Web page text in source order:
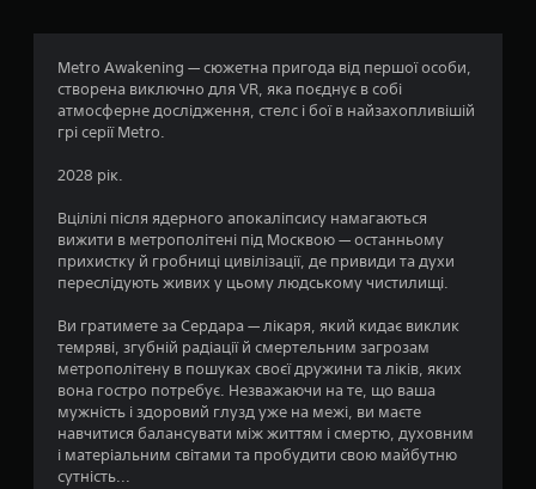
:
4
.
з
п
’
я
т
и
Metro Awakening — сюжетна пригода від першої особи,
створена виключно для VR, яка поєднує в собі
атмосферне дослідження, стелс і бої в найзахопливішій
грі серії Metro.
2028 рік.
Вцілілі після ядерного апокаліпсису намагаються
вижити в метрополітені під Москвою — останньому
прихистку й гробниці цивілізації, де привиди та духи
переслідують живих у цьому людському чистилищі.
Ви гратимете за Сердара — лікаря, який кидає виклик
темряві, згубній радіації й смертельним загрозам
метрополітену в пошуках своєї дружини та ліків, яких
вона гостро потребує. Незважаючи на те, що ваша
мужність і здоровий глузд уже на межі, ви маєте
навчитися балансувати між життям і смертю, духовним
і матеріальним світами та пробудити свою майбутню
сутність...